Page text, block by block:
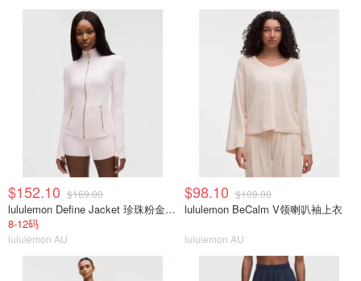
$152.10 $169.00
lululemon Define Jacket 珍珠粉金拉链
8-12码
lululemon AU
$98.10 $109.00
lululemon BeCalm V领喇叭袖上衣
lululemon AU